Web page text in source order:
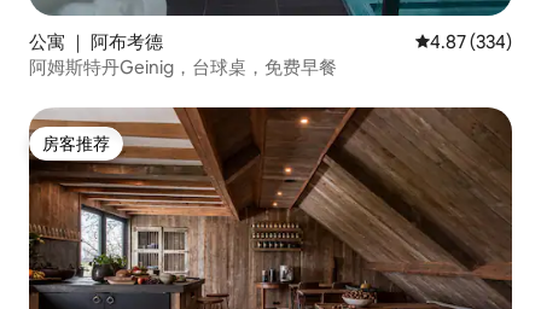
公寓 ｜ 阿布考德 平均评分 4.87
4.87 (334)
阿姆斯特丹Geinig，台球桌，免费早餐
房客推荐
房客推荐